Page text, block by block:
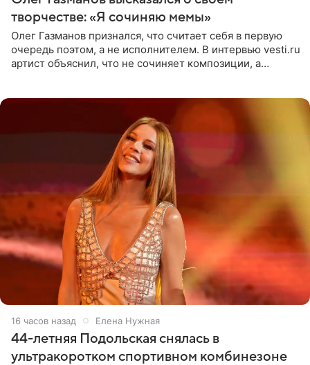
творчестве: «Я сочиняю мемы»
Олег Газманов признался, что считает себя в первую
очередь поэтом, а не исполнителем. В интервью vesti.ru
артист объяснил, что не сочиняет композиции, а
16 часов назад Елена Нужная
44-летняя Подольская снялась в
ультракоротком спортивном комбинезоне